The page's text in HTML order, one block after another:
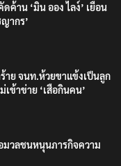
ค้าน ‘มิน ออง ไลง์’ เยือน
ากร’
าย จนท.ห้วยขาแข้งเป็นลูก
เข้าข่าย ‘เสือกินคน’
วลชนหนุนภารกิจความ